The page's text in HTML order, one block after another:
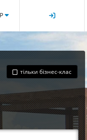
тільки бізнес-клас